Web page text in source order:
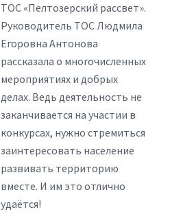
ТОС «Пелтозерский рассвет».
Руководитель ТОС Людмила
Егоровна Антонова
рассказала о многочисленных
мероприятиях и добрых
делах. Ведь деятельность не
заканчивается на участии в
конкурсах, нужно стремиться
заинтересовать население
развивать территорию
вместе. И им это отлично
удаётся!